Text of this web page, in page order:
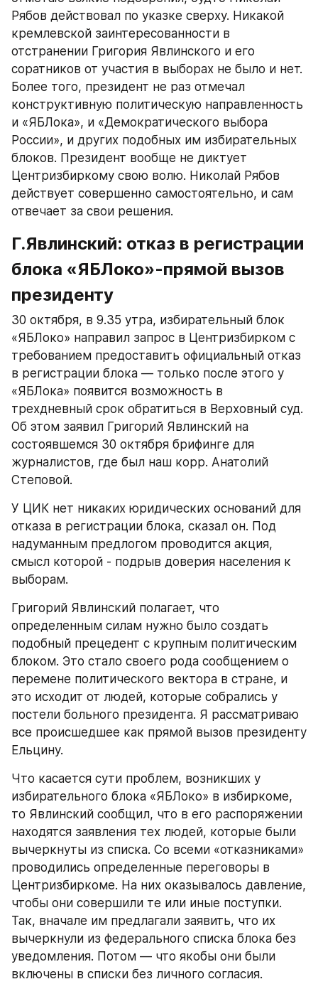
Рябов действовал по указке сверху. Никакой
кремлевской заинтересованности в
отстранении Григория Явлинского и его
соратников от участия в выборах не было и нет.
Более того, президент не раз отмечал
конструктивную политическую направленность
и «ЯБЛока», и «Демократического выбора
России», и других подобных им избирательных
блоков. Президент вообще не диктует
Центризбиркому свою волю. Николай Рябов
действует совершенно самостоятельно, и сам
отвечает за свои решения.
Г.Явлинский: отказ в регистрации
блока «ЯБЛоко»-прямой вызов
президенту
30 октября, в 9.35 утра, избирательный блок
«ЯБЛоко» направил запрос в Центризбирком с
требованием предоставить официальный отказ
в регистрации блока — только после этого у
«ЯБЛока» появится возможность в
трехдневный срок обратиться в Верховный суд.
Об этом заявил Григорий Явлинский на
состоявшемся 30 октября брифинге для
журналистов, где был наш корр. Анатолий
Степовой.
У ЦИК нет никаких юридических оснований для
отказа в регистрации блока, сказал он. Под
надуманным предлогом проводится акция,
смысл которой - подрыв доверия населения к
выборам.
Григорий Явлинский полагает, что
определенным силам нужно было создать
подобный прецедент с крупным политическим
блоком. Это стало своего рода сообщением о
перемене политического вектора в стране, и
это исходит от людей, которые собрались у
постели больного президента. Я рассматриваю
все происшедшее как прямой вызов президенту
Ельцину.
Что касается сути проблем, возникших у
избирательного блока «ЯБЛоко» в избиркоме,
то Явлинский сообщил, что в его распоряжении
находятся заявления тех людей, которые были
вычеркнуты из списка. Со всеми «отказниками»
проводились определенные переговоры в
Центризбиркоме. На них оказывалось давление,
чтобы они совершили те или иные поступки.
Так, вначале им предлагали заявить, что их
вычеркнули из федерального списка блока без
уведомления. Потом — что якобы они были
включены в списки без личного согласия.